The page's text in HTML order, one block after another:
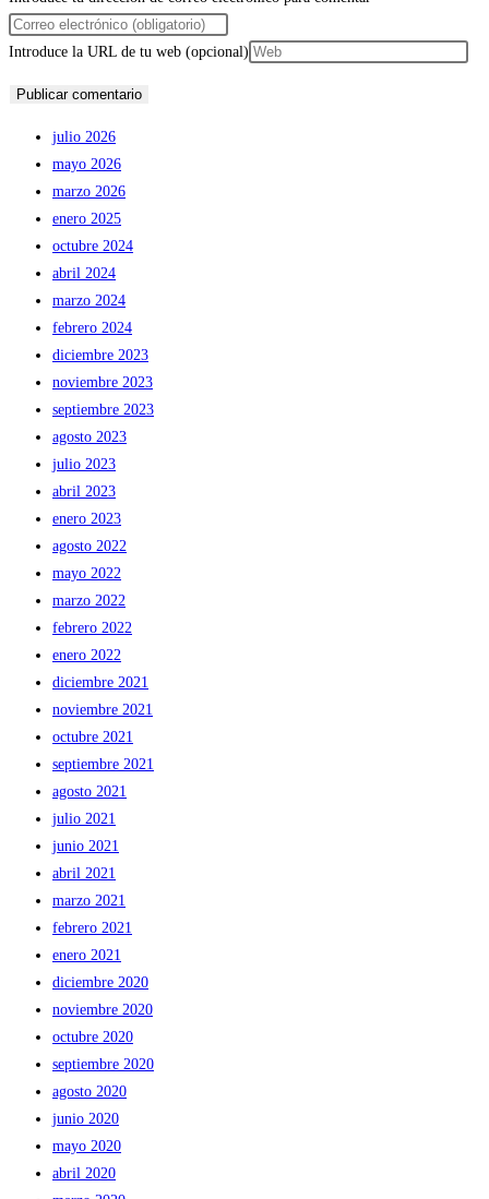
Introduce la URL de tu web (opcional)
julio 2026
mayo 2026
marzo 2026
enero 2025
octubre 2024
abril 2024
marzo 2024
febrero 2024
diciembre 2023
noviembre 2023
septiembre 2023
agosto 2023
julio 2023
abril 2023
enero 2023
agosto 2022
mayo 2022
marzo 2022
febrero 2022
enero 2022
diciembre 2021
noviembre 2021
octubre 2021
septiembre 2021
agosto 2021
julio 2021
junio 2021
abril 2021
marzo 2021
febrero 2021
enero 2021
diciembre 2020
noviembre 2020
octubre 2020
septiembre 2020
agosto 2020
junio 2020
mayo 2020
abril 2020